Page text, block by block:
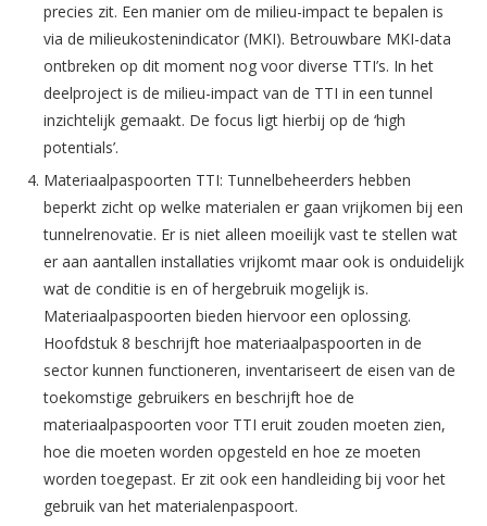
precies zit. Een manier om de milieu-impact te bepalen is
via de milieukostenindicator (MKI). Betrouwbare MKI-data
ontbreken op dit moment nog voor diverse TTI’s. In het
deelproject is de milieu-impact van de TTI in een tunnel
inzichtelijk gemaakt. De focus ligt hierbij op de ‘high
potentials’.
Materiaalpaspoorten TTI: Tunnelbeheerders hebben
beperkt zicht op welke materialen er gaan vrijkomen bij een
tunnelrenovatie. Er is niet alleen moeilijk vast te stellen wat
er aan aantallen installaties vrijkomt maar ook is onduidelijk
wat de conditie is en of hergebruik mogelijk is.
Materiaalpaspoorten bieden hiervoor een oplossing.
Hoofdstuk 8 beschrijft hoe materiaalpaspoorten in de
sector kunnen functioneren, inventariseert de eisen van de
toekomstige gebruikers en beschrijft hoe de
materiaalpaspoorten voor TTI eruit zouden moeten zien,
hoe die moeten worden opgesteld en hoe ze moeten
worden toegepast. Er zit ook een handleiding bij voor het
gebruik van het materialenpaspoort.